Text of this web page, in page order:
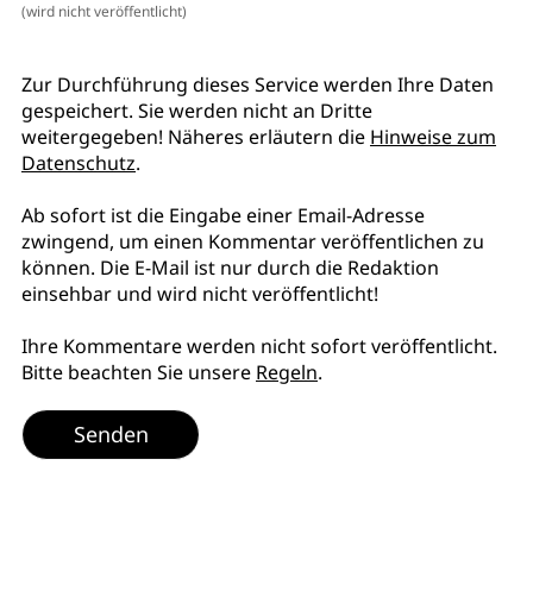
(wird nicht veröffentlicht)
Zur Durchführung dieses Service werden Ihre Daten
gespeichert. Sie werden nicht an Dritte
weitergegeben! Näheres erläutern die Hinweise zum
Datenschutz.
Ab sofort ist die Eingabe einer Email-Adresse
zwingend, um einen Kommentar veröffentlichen zu
können. Die E-Mail ist nur durch die Redaktion
einsehbar und wird nicht veröffentlicht!
Ihre Kommentare werden nicht sofort veröffentlicht.
Bitte beachten Sie unsere Regeln.
Senden